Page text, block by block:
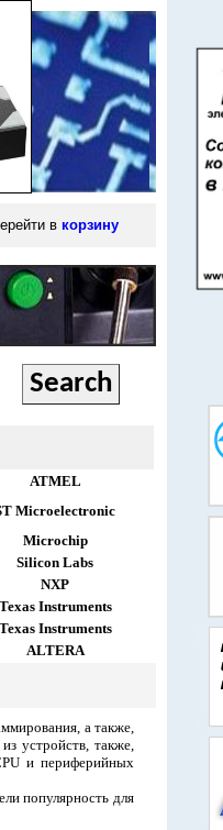
в корзину
ATMEL
Microelectronic
Microchip
Silicon Labs
NXP
Texas Instruments
Texas Instruments
ALTERA
а также,
устройств, также,
и периферийных
популярность для